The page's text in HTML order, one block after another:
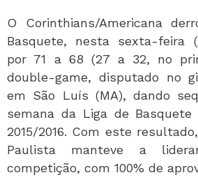
O Corinthians/Americana
Basquete, nesta sexta-feira
por 71 a 68 (27 a 32, no
double-game, disputado no
em São Luís (MA), dando
semana da Liga de Basquete
2015/2016. Com este
Paulista manteve a
competição, com 100% de